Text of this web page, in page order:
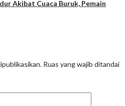
Akibat Cuaca Buruk, Pemain
Ruas yang wajib ditandai